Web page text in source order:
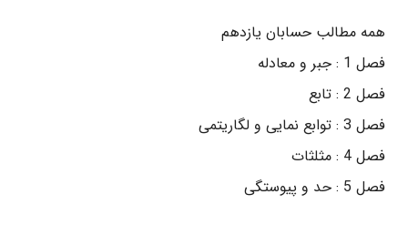
همه مطالب حسابان یازدهم
فصل 1 : جبر و معادله
فصل 2 : تابع
فصل 3 : توابع نمایی و لگاریتمی
فصل 4 : مثلثات
فصل 5 : حد و پیوستگی